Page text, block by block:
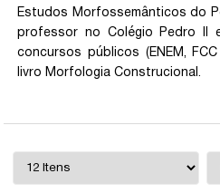
Estudos Morfossemânticos do
professor no Colégio Pedro II
concursos públicos (ENEM,
livro Morfologia Construcional.